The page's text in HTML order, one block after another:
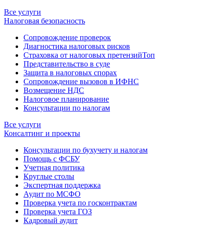
Все услуги
Налоговая безопасность
Сопровождение проверок
Диагностика налоговых рисков
Страховка от налоговых претензийТоп
Представительство в суде
Защита в налоговых спорах
Сопровождение вызовов в ИФНС
Возмещение НДС
Налоговое планирование
Консультации по налогам
Все услуги
Консалтинг и проекты
Консультации по бухучету и налогам
Помощь с ФСБУ
Учетная политика
Круглые столы
Экспертная поддержка
Аудит по МСФО
Проверка учета по госконтрактам
Проверка учета ГОЗ
Кадровый аудит